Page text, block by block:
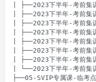
| ├──2023下半年-考前
| ├──2023下半年-考前
| ├──2023下半年-考前
| ├──2023下半年-考前
| ├──2023下半年-考前
| ├──2023下半年-考前
| ├──2023下半年-考前
| └──2023下半年-考前
├──05-SVIP专属课-临考